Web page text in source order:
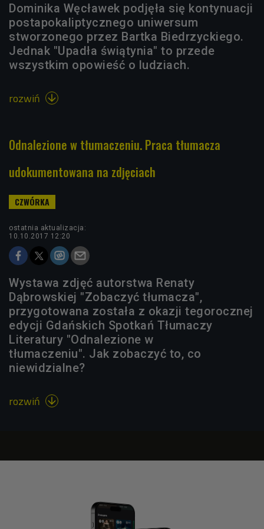
Dominika Węcławek podjęła się kontynuacji
postapokaliptycznego uniwersum
stworzonego przez Bartka Biedrzyckiego.
Jednak "Upadła świątynia" to przede
wszystkim opowieść o ludziach.
rozwiń 
Odnalezione w tłumaczeniu. Praca tłumacza
udokumentowana na zdjęciach
ostatnia aktualizacja:
10.10.2017 12:20
Wystawa zdjęć autorstwa Renaty
Dąbrowskiej "Zobaczyć tłumacza",
przygotowana została z okazji tegorocznej
edycji Gdańskich Spotkań Tłumaczy
Literatury "Odnalezione w
tłumaczeniu". Jak zobaczyć to, co
niewidzialne?
rozwiń 